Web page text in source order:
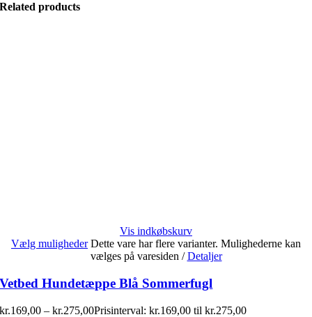
Related products
Vis indkøbskurv
Vælg muligheder Dette vare har flere varianter. Mulighederne kan
vælges på varesiden / Detaljer
Vetbed Hundetæppe Blå Sommerfugl
kr.169,00 – kr.275,00Prisinterval: kr.169,00 til kr.275,00